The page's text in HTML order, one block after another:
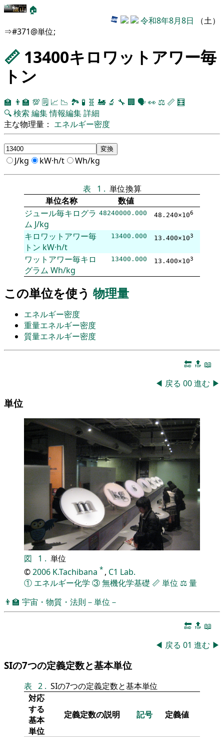
🏠
令和8年8月8日 （土）
⇒#371@単位;
📏 13400キロワットアワー毎
トン
🏫 👨‍🏫 💯 🗒️ 📈 📉 🏞 🧪 🧬 🚂 🔬 🔧 🏢 🗣️👀 ⚖️ 📏 🧮
🔍検索 編集情報編集詳細
主な物理量： エネルギー密度
J/kg kW·h/t Wh/kg
表 1 . 単位換算
単位名称
数値
ジュール毎キログラ
ム J/kg
48240000.000 48.240×106
キロワットアワー毎
トン kW·h/t
13400.000 13.400×103
ワットアワー毎キロ
グラム Wh/kg
13400.000 13.400×103
この単位を使う 物理量
エネルギー密度
重量エネルギー密度
質量エネルギー密度
🔚 🔝 📖
◀ 戻る 00進む ▶
単位
図 1 . 単位
©2006 K.Tachibana * , C1 Lab.
① エネルギー化学 ③無機化学基礎 📏 単位 ⚖️量
👨‍🏫 宇宙・物質・法則－単位－
🔚 🔝 📖
◀ 戻る 01 進む ▶
SIの7つの定義定数と基本単位
表 2 . SIの7つの定義定数と基本単位
対応
する
基本
単位
定義定数の説明 記号 定義値